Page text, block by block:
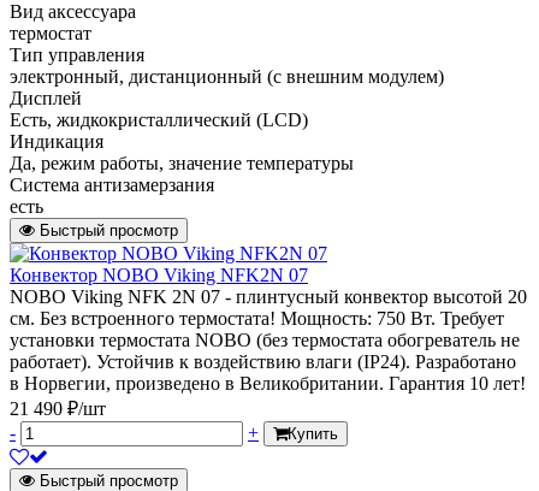
Вид аксессуара
термостат
Тип управления
электронный, дистанционный (с внешним модулем)
Дисплей
Есть, жидкокристаллический (LCD)
Индикация
Да, режим работы, значение температуры
Система антизамерзания
есть
Быстрый просмотр
Конвектор NOBO Viking NFK2N 07
NOBO Viking NFK 2N 07 - плинтусный конвектор высотой 20
см. Без встроенного термостата! Мощность: 750 Вт. Требует
установки термостата NOBO (без термостата обогреватель не
работает). Устойчив к воздействию влаги (IP24). Разработано
в Норвегии, произведено в Великобритании. Гарантия 10 лет!
21 490 ₽/шт
-
+ Купить
Быстрый просмотр